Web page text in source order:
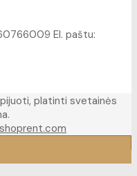
El. paštu:
platinti svetainės